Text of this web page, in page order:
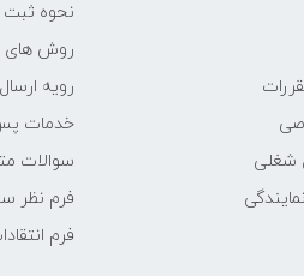
شغلی
نحوه
روش های
رویه
خدمات
سوالات
فرم نظر
فرم